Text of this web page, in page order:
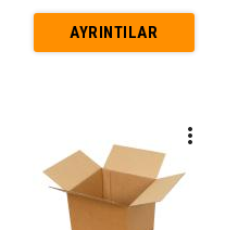
AYRINTILAR